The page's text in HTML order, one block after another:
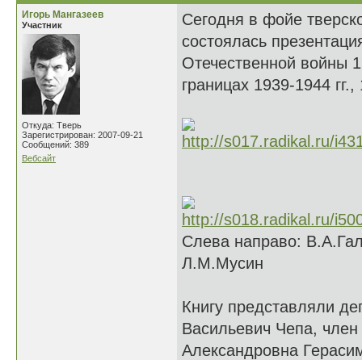
Игорь Мангазеев
Участник
Откуда: Тверь
Зарегистрирован: 2007-09-21
Сообщений: 389
Вебсайт
Сегодня в фойе
состоялась
Отечественной войны
границах 1939-1944
Слева направо:
Л.М.Мусин
Книгу представляли
Васильевич Чепа, член
Александровна